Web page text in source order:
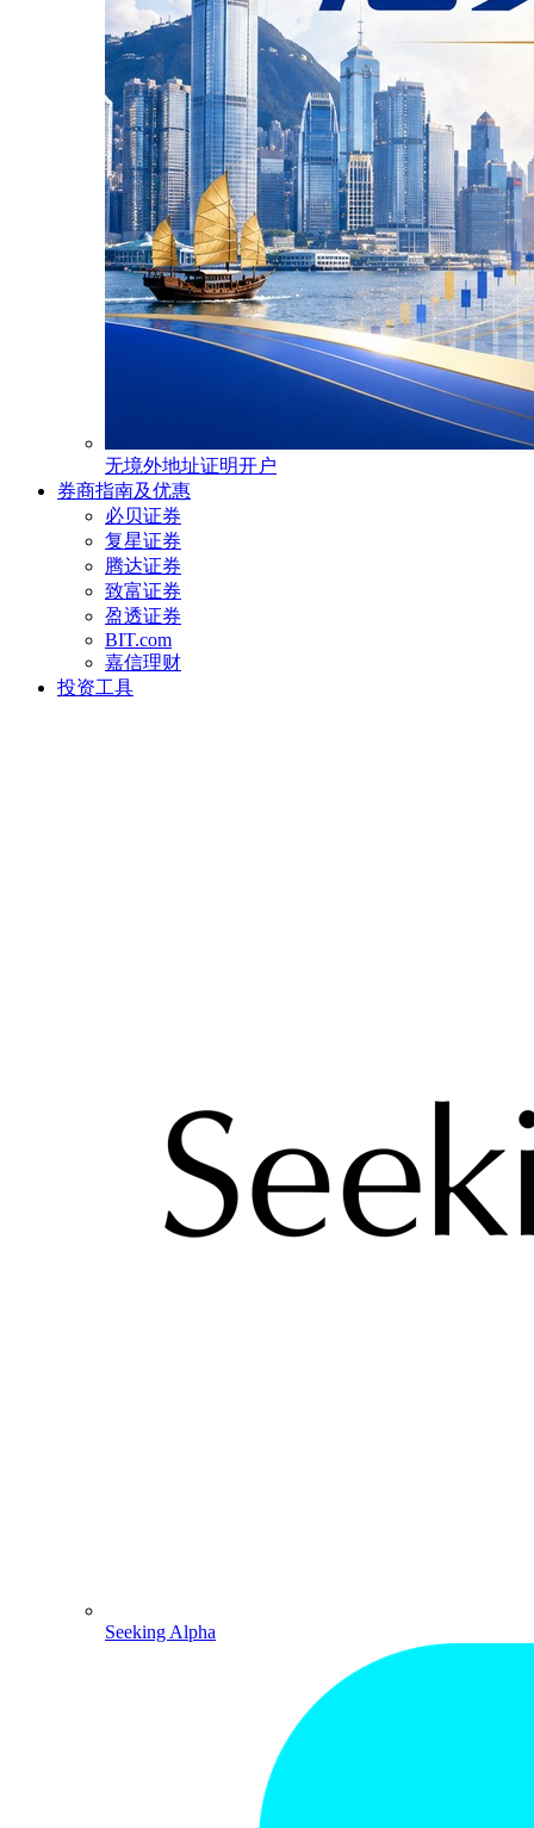
无境外地址证明开户
券商指南及优惠
必贝证券
复星证券
腾达证券
致富证券
盈透证券
BIT.com
嘉信理财
投资工具
Seeking Alpha